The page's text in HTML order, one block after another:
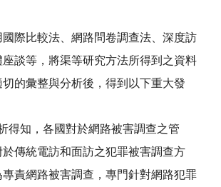
際比較法、網路問卷調查法、深度訪
談等，將渠等研究方法所得到之資料
的彙整與分析後，得到以下重大發
得知，各國對於網路被害調查之管
傳統電訪和面訪之犯罪被害調查方
責網路被害調查，專門針對網路犯罪